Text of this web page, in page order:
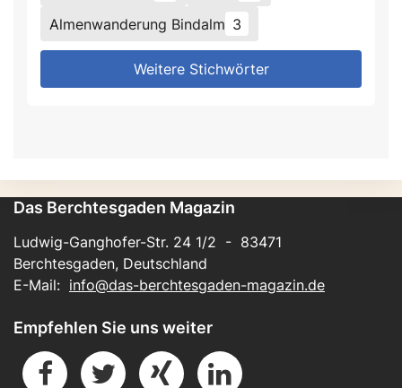
Almenwanderung Bindalm 3
Weitere Stichwörter
Das Berchtesgaden Magazin
Ludwig-Ganghofer-Str. 24 1/2 - 83471
Berchtesgaden, Deutschland
E-Mail: info@das-berchtesgaden-magazin.de
Empfehlen Sie uns weiter